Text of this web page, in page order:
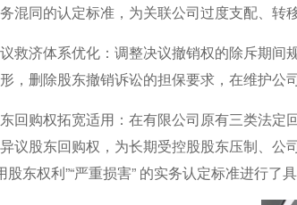
混同的认定标准，为关联公司过度支配、转
救济体系优化：调整决议撤销权的除斥期间
，删除股东撤销诉讼的担保要求，在维护公
回购权拓宽适用：在有限公司原有三类法定
议股东回购权，为长期受控股股东压制、
股东权利”“严重损害” 的实务认定标准进行了具